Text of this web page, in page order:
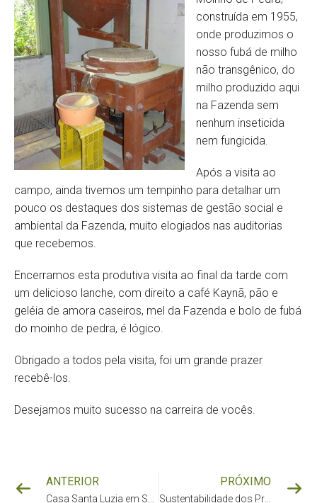
construída em 1955,
onde produzimos o
nosso fubá de milho
não transgênico, do
milho produzido aqui
na Fazenda sem
nenhum inseticida
nem fungicida.
Após a visita ao
campo, ainda tivemos um tempinho para detalhar um
pouco os destaques dos sistemas de gestão social e
ambiental da Fazenda, muito elogiados nas auditorias
que recebemos.
Encerramos esta produtiva visita ao final da tarde com
um delicioso lanche, com direito a café Kaynã, pão e
geléia de amora caseiros, mel da Fazenda e bolo de fubá
do moinho de pedra, é lógico.
Obrigado a todos pela visita, foi um grande prazer
recebê-los.
Desejamos muito sucesso na carreira de vocês.
ANTERIOR
Casa Santa Luzia em SP: mais uma ótima opção para encontrar Kaynã Café
PRÓXIMO
Sustentabilidade dos Produtos Kaynã e educação ambiental